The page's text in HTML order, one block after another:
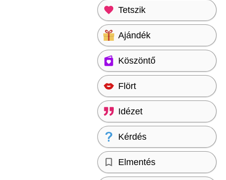
Tetszik
Ajándék
Köszöntő
Flört
Idézet
Kérdés
Elmentés